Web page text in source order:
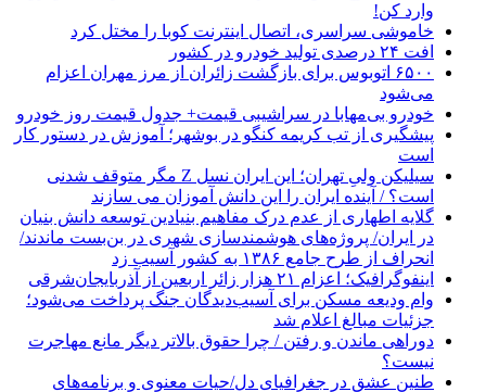
وارد کن!
خاموشی سراسری، اتصال اینترنت کوبا را مختل کرد
افت ۲۴ درصدی تولید خودرو در کشور
۶۵۰۰ اتوبوس برای بازگشت زائران از مرز مهران اعزام
می‌شود
خودرو بی‌مهابا در سراشیبی قیمت+ جدول قیمت روز خودرو
پیشگیری از تب کریمه کنگو در بوشهر؛ آموزش در دستور کار
است
سیلیکن ولیِ تهران؛ این ایران نسل Z مگر متوقف شدنی
است؟ / آینده ایران را این دانش آموزان می سازند
گلایه اطهاری از عدم درک مفاهیم بنیادین توسعه دانش بنیان
در ایران/ پروژه‌های هوشمندسازی شهری در بن‌بست ماندند/
انحراف از طرح جامع ۱۳۸۶ به کشور آسیب زد
اینفوگرافیک؛ اعزام ۲۱ هزار زائر اربعین از آذربایجان‌شرقی
وام ودیعه مسکن برای آسیب‌دیدگان جنگ پرداخت می‌شود؛
جزئیات مبالغ اعلام شد
دوراهی ماندن و رفتن / چرا حقوق بالاتر دیگر مانع مهاجرت
نیست؟
طنین عشق در جغرافیای دل/حیات معنوی و برنامه‌های